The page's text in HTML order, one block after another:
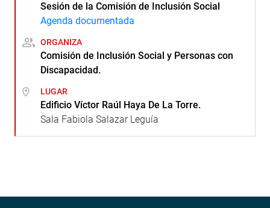
Sesión de la Comisión de Inclusión Social
Agenda documentada
ORGANIZA
Comisión de Inclusión Social y Personas con
Discapacidad.
LUGAR
Edificio Víctor Raúl Haya De La Torre.
Sala Fabiola Salazar Leguía